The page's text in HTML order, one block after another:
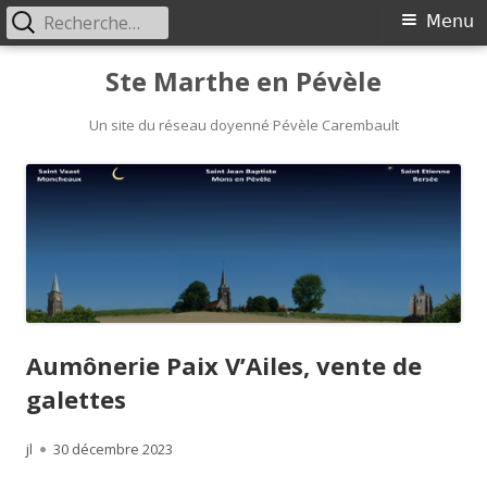
Ste Marthe en Pévèle
Un site du réseau doyenné Pévèle Carembault
Menu
principal
Menu
Rechercher :
Aumônerie Paix V’Ailes, vente de
galettes
Auteur
jl
Publié
30 décembre 2023